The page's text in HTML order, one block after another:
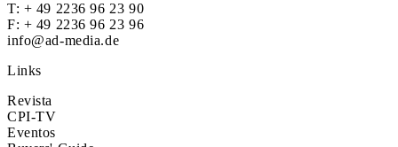
T: + 49 2236 96 23 90
F: + 49 2236 96 23 96
info@ad-media.de
Links
Revista
CPI-TV
Eventos